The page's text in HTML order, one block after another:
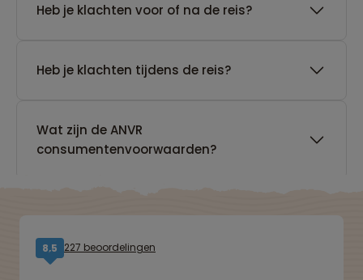
Heb je klachten voor of na de reis?
Heb je klachten tijdens de reis?
Wat zijn de ANVR
consumentenvoorwaarden?
8,5 227 beoordelingen